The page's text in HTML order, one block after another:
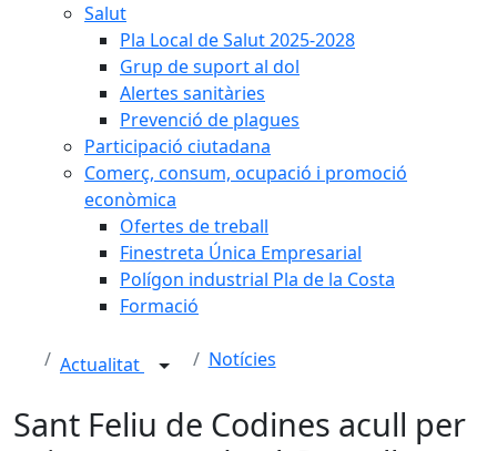
Salut
Pla Local de Salut 2025-2028
Grup de suport al dol
Alertes sanitàries
Prevenció de plagues
Participació ciutadana
Comerç, consum, ocupació i promoció
econòmica
Ofertes de treball
Finestreta Única Empresarial
Polígon industrial Pla de la Costa
Formació
Actualitat Notícies
Sant Feliu de Codines acull per